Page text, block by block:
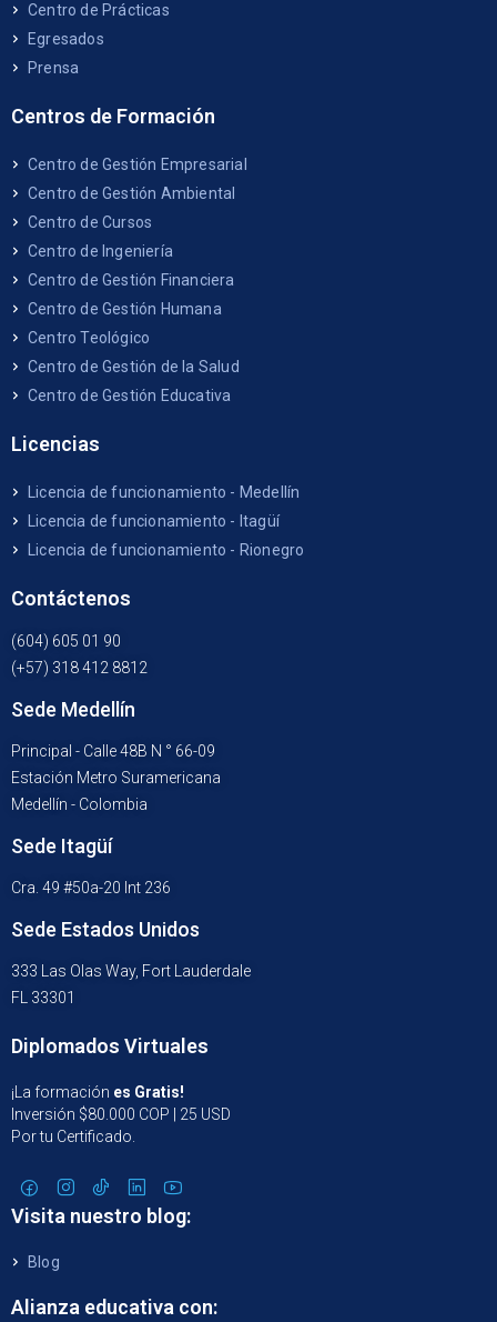
Centro de Prácticas
Egresados
Prensa
Centros de Formación
Centro de Gestión Empresarial
Centro de Gestión Ambiental
Centro de Cursos
Centro de Ingeniería
Centro de Gestión Financiera
Centro de Gestión Humana
Centro Teológico
Centro de Gestión de la Salud
Centro de Gestión Educativa
Licencias
Licencia de funcionamiento - Medellín
Licencia de funcionamiento - Itagüí
Licencia de funcionamiento - Rionegro
Contáctenos
(604) 605 01 90
(+57) 318 412 8812
Sede Medellín
Principal - Calle 48B N ° 66-09
Estación Metro Suramericana
Medellín - Colombia
Sede Itagüí
Cra. 49 #50a-20 Int 236
Sede Estados Unidos
333 Las Olas Way, Fort Lauderdale
FL 33301
Diplomados Virtuales
¡La formación es Gratis!
Inversión $80.000 COP | 25 USD
Por tu Certificado.
Visita nuestro blog:
Blog
Alianza educativa con: